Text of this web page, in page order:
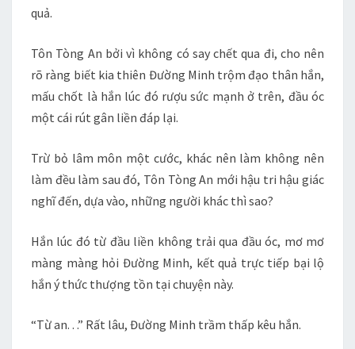
quả.
Tôn Tòng An bởi vì không có say chết qua đi, cho nên
rõ ràng biết kia thiên Đường Minh trộm đạo thân hắn,
mấu chốt là hắn lúc đó rượu sức mạnh ở trên, đầu óc
một cái rút gân liền đáp lại.
Trừ bỏ lâm môn một cước, khác nên làm không nên
làm đều làm sau đó, Tôn Tòng An mới hậu tri hậu giác
nghĩ đến, dựa vào, những người khác thì sao?
Hắn lúc đó từ đầu liền không trải qua đầu óc, mơ mơ
màng màng hỏi Đường Minh, kết quả trực tiếp bại lộ
hắn ý thức thượng tồn tại chuyện này.
“Từ an. . .” Rất lâu, Đường Minh trầm thấp kêu hắn.